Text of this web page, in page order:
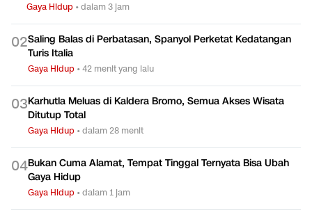
Gaya Hidup •dalam 3 jam
02Saling Balas di Perbatasan, Spanyol Perketat Kedatangan
Turis Italia
Gaya Hidup •42 menit yang lalu
03Karhutla Meluas di Kaldera Bromo, Semua Akses Wisata
Ditutup Total
Gaya Hidup •dalam 28 menit
04Bukan Cuma Alamat, Tempat Tinggal Ternyata Bisa Ubah
Gaya Hidup
Gaya Hidup •dalam 1 jam